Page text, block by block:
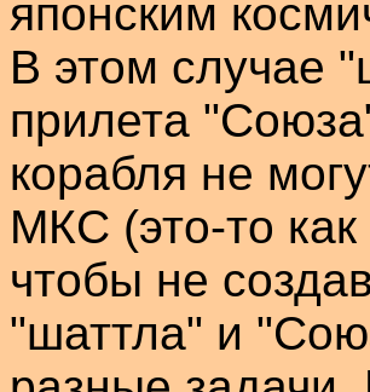
японским
В этом случае "
прилета
корабля не
МКС (это-то
чтобы не
"шаттла" и